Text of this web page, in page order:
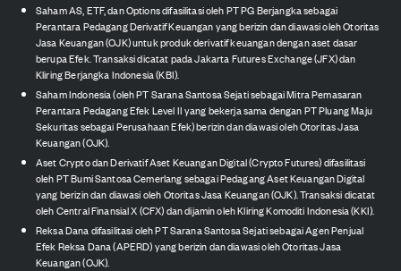
Saham AS, ETF, dan Options difasilitasi oleh PT PG Berjangka sebagai
Perantara Pedagang Derivatif Keuangan yang berizin dan diawasi oleh Otoritas
Jasa Keuangan (OJK) untuk produk derivatif keuangan dengan aset dasar
berupa Efek. Transaksi dicatat pada Jakarta Futures Exchange (JFX) dan
Kliring Berjangka Indonesia (KBI).
Saham Indonesia (oleh PT Sarana Santosa Sejati sebagai Mitra Pemasaran
Perantara Pedagang Efek Level II yang bekerja sama dengan PT Pluang Maju
Sekuritas sebagai Perusahaan Efek) berizin dan diawasi oleh Otoritas Jasa
Keuangan (OJK).
Aset Crypto dan Derivatif Aset Keuangan Digital (Crypto Futures) difasilitasi
oleh PT Bumi Santosa Cemerlang sebagai Pedagang Aset Keuangan Digital
yang berizin dan diawasi oleh Otoritas Jasa Keuangan (OJK). Transaksi dicatat
oleh Central Finansial X (CFX) dan dijamin oleh Kliring Komoditi Indonesia (KKI).
Reksa Dana difasilitasi oleh PT Sarana Santosa Sejati sebagai Agen Penjual
Efek Reksa Dana (APERD) yang berizin dan diawasi oleh Otoritas Jasa
Keuangan (OJK).